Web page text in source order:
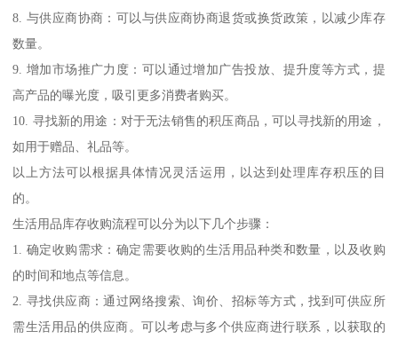
8. 与供应商协商：可以与供应商协商退货或换货政策，以减少库存
数量。
9. 增加市场推广力度：可以通过增加广告投放、提升度等方式，提
高产品的曝光度，吸引更多消费者购买。
10. 寻找新的用途：对于无法销售的积压商品，可以寻找新的用途，
如用于赠品、礼品等。
以上方法可以根据具体情况灵活运用，以达到处理库存积压的目
的。
生活用品库存收购流程可以分为以下几个步骤：
1. 确定收购需求：确定需要收购的生活用品种类和数量，以及收购
的时间和地点等信息。
2. 寻找供应商：通过网络搜索、询价、招标等方式，找到可供应所
需生活用品的供应商。可以考虑与多个供应商进行联系，以获取的